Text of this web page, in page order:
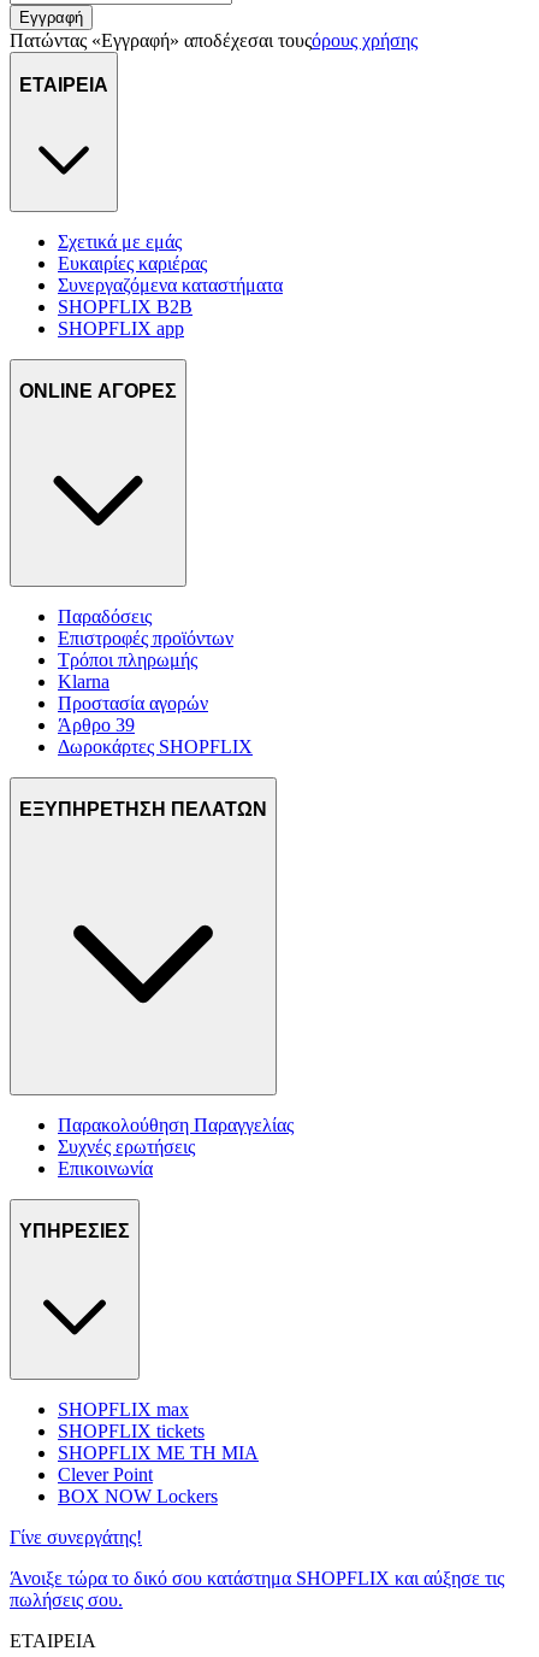
πληροφορίες σχετικά με την από μέρους σας χρήση της
τοποθεσίας μας στους συνεργάτες μέσων κοινωνικής
δικτύωσης, διαφημίσεων και ανάλυσης.
Εγγραφή
Πατώντας «Εγγραφή» αποδέχεσαι τουςόρους χρήσης
ΕΤΑΙΡΕΙΑ
Σχετικά με εμάς
Ευκαιρίες καριέρας
Συνεργαζόμενα καταστήματα
SHOPFLIX B2B
SHOPFLIX app
ONLINE ΑΓΟΡΕΣ
Παραδόσεις
Επιστροφές προϊόντων
Τρόποι πληρωμής
Klarna
Προστασία αγορών
Άρθρο 39
Δωροκάρτες SHOPFLIX
ΕΞΥΠΗΡΕΤΗΣΗ ΠΕΛΑΤΩΝ
Παρακολούθηση Παραγγελίας
Συχνές ερωτήσεις
Επικοινωνία
ΥΠΗΡΕΣΙΕΣ
SHOPFLIX max
SHOPFLIX tickets
SHOPFLIX ΜΕ ΤΗ ΜΙΑ
Clever Point
BOX NOW Lockers
Γίνε συνεργάτης!
Άνοιξε τώρα το δικό σου κατάστημα SHOPFLIX και αύξησε τις
πωλήσεις σου.
ΕΤΑΙΡΕΙΑ